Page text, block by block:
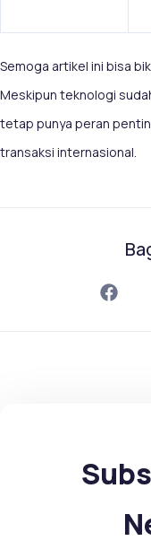
Semoga artikel ini bisa
Meskipun teknologi
tetap punya peran
transaksi internasional.